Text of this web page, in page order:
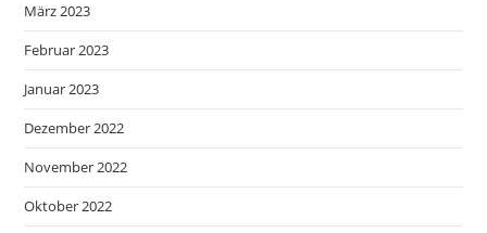
März 2023
Februar 2023
Januar 2023
Dezember 2022
November 2022
Oktober 2022